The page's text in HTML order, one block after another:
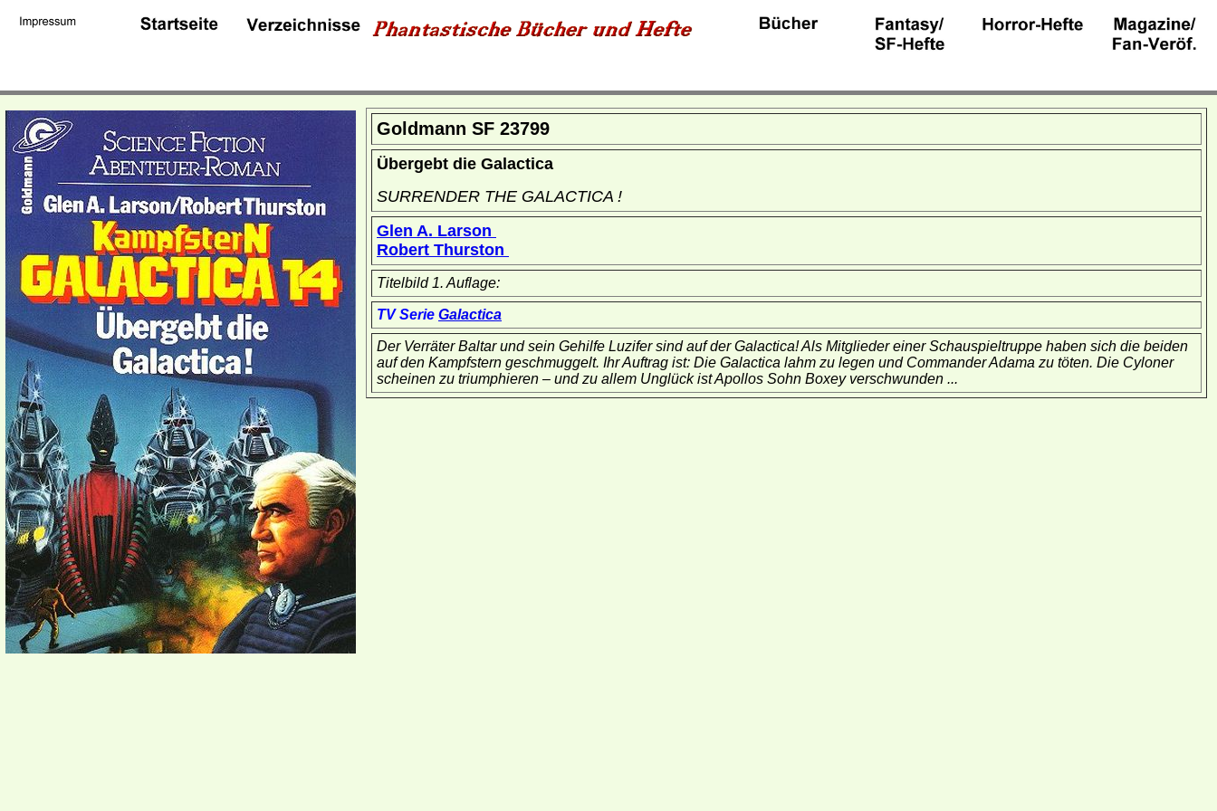
Goldmann SF 23799
Übergebt die Galactica
SURRENDER THE GALACTICA !
Glen A. Larson
Robert Thurston
Titelbild 1. Auflage:
TV Serie Galactica
Der Verräter Baltar und sein Gehilfe Luzifer sind auf der Galactica! Als Mitglieder einer Schauspieltruppe haben sich die beiden
auf den Kampfstern geschmuggelt. Ihr Auftrag ist: Die Galactica lahm zu legen und Commander Adama zu töten. Die Cyloner
scheinen zu triumphieren – und zu allem Unglück ist Apollos Sohn Boxey verschwunden ...